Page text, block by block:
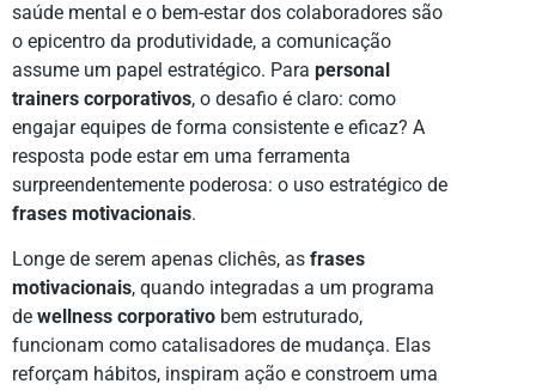
saúde mental e o bem-estar dos colaboradores são
o epicentro da produtividade, a comunicação
assume um papel estratégico. Para personal
trainers corporativos, o desafio é claro: como
engajar equipes de forma consistente e eficaz? A
resposta pode estar em uma ferramenta
surpreendentemente poderosa: o uso estratégico de
frases motivacionais.
Longe de serem apenas clichês, as frases
motivacionais, quando integradas a um programa
de wellness corporativo bem estruturado,
funcionam como catalisadores de mudança. Elas
reforçam hábitos, inspiram ação e constroem uma